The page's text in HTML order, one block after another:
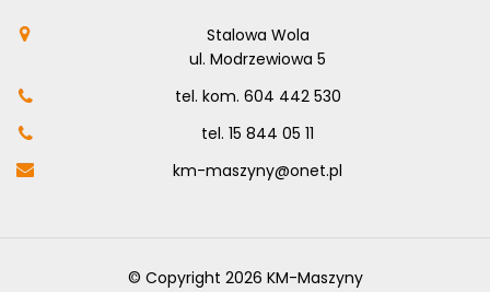
Stalowa Wola
ul. Modrzewiowa 5
tel. kom. 604 442 530
tel. 15 844 05 11
km-maszyny@onet.pl
© Copyright 2026 KM-Maszyny